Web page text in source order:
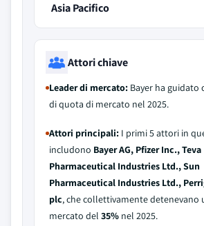
Asia Pacifico
Attori chiave
Leader di mercato: Bayer ha guidato
di quota di mercato nel 2025.
Attori principali: I primi 5 attori in
includono Bayer AG, Pfizer Inc., Teva
Pharmaceutical Industries Ltd., Sun
Pharmaceutical Industries Ltd.,
plc, che collettivamente detenevano
mercato del 35% nel 2025.